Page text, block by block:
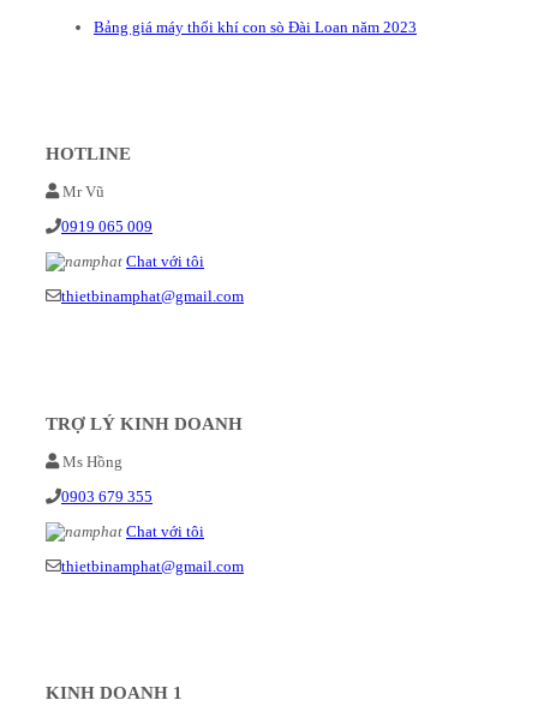
Bảng giá máy thổi khí con sò Đài Loan năm 2023
HOTLINE
Mr Vũ
0919 065 009
Chat với tôi
thietbinamphat@gmail.com
TRỢ LÝ KINH DOANH
Ms Hồng
0903 679 355
Chat với tôi
thietbinamphat@gmail.com
KINH DOANH 1